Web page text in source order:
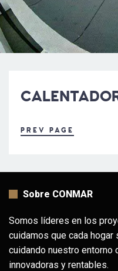
PREV PAGE
Sobre CONMAR
Somos líderes en los
cuidamos que cada
cuidando nuestro entorno
innovadoras y rentables.